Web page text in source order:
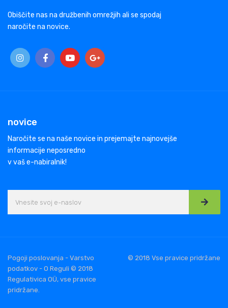
Obiščite nas na družbenih omrežjih ali se spodaj
naročite na novice.
novice
Naročite se na naše novice in prejemajte najnovejše
informacije neposredno
v vaš e-nabiralnik!
Pogoji poslovanja - Varstvo
podatkov - O Reguli © 2018
Regulativica OÜ, vse pravice
pridržane.
© 2018 Vse pravice pridržane